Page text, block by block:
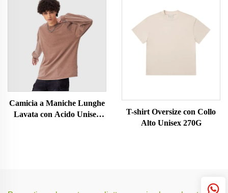
Camicia a Maniche Lunghe
Lavata con Acido Unisex
T-shirt Oversize con Collo
Alto Unisex 270G